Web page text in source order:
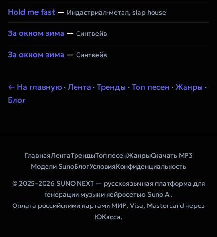
Hold me fast — Индастриал-метал, slap house
За окном зима — Синтвейв
За окном зима — Синтвейв
← На главную · Лента · Тренды · Топ песен · Жанры ·
Блог
ГлавнаяЛентаТрендыТоп песенЖанрыСкачать MP3
Модели SunoБлогУсловияКонфиденциальность
© 2025–2026 SUNO NEXT — русскоязычная платформа для
генерации музыки нейросетью Suno AI.
Оплата российскими картами МИР, Visa, Mastercard через
ЮКасса.